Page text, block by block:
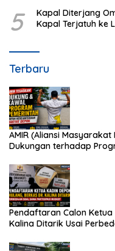
5
Kapal Diterjang
Kapal Terjatuh ke
Terbaru
AMIR (Aliansi
Dukungan terhadap
Pendaftaran Calon Ketua
Kalina Ditarik Usai